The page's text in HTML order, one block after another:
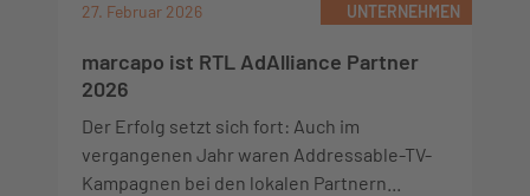
27. Februar 2026 UNTERNEHMEN
marcapo ist RTL AdAlliance Partner
2026
Der Erfolg setzt sich fort: Auch im
vergangenen Jahr waren Addressable-TV-
Kampagnen bei den lokalen Partnern...